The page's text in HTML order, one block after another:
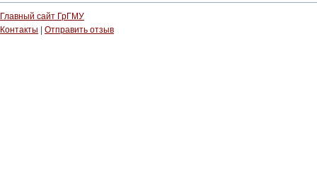
Главный сайт ГрГМУ
Контакты
Отправить отзыв